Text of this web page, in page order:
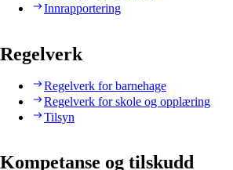
Innrapportering
Regelverk
Regelverk for barnehage
Regelverk for skole og opplæring
Tilsyn
Kompetanse og tilskudd